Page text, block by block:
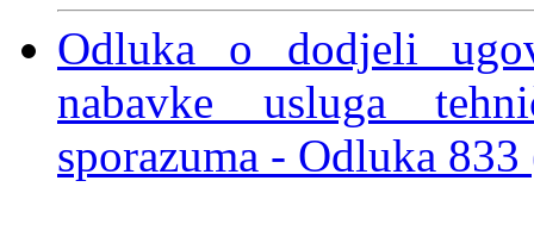
Odluka o dodjeli
nabavke usluga
sporazuma - Odluka